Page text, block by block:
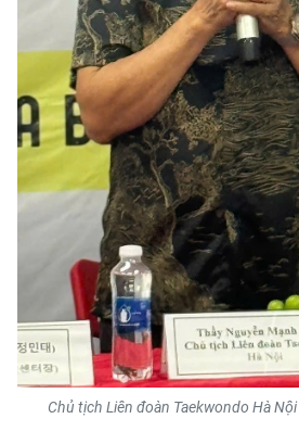
Media Giáo dục
Media Y tế
Media Khoa học - Công nghệ
Media Môi trường
Infographic
TIN MỚI
TIN ĐỊA PHƯƠNG
Trung du và miền núi phía Bắc
Chủ tịch Liên đoàn Taekwondo Hà